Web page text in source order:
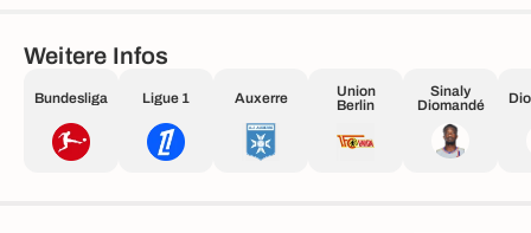
Weitere Infos
Bundesliga Ligue 1 Auxerre
Union
Berlin
Sinaly
Diomandé